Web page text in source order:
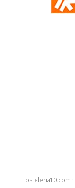
Hosteleria10.com ·